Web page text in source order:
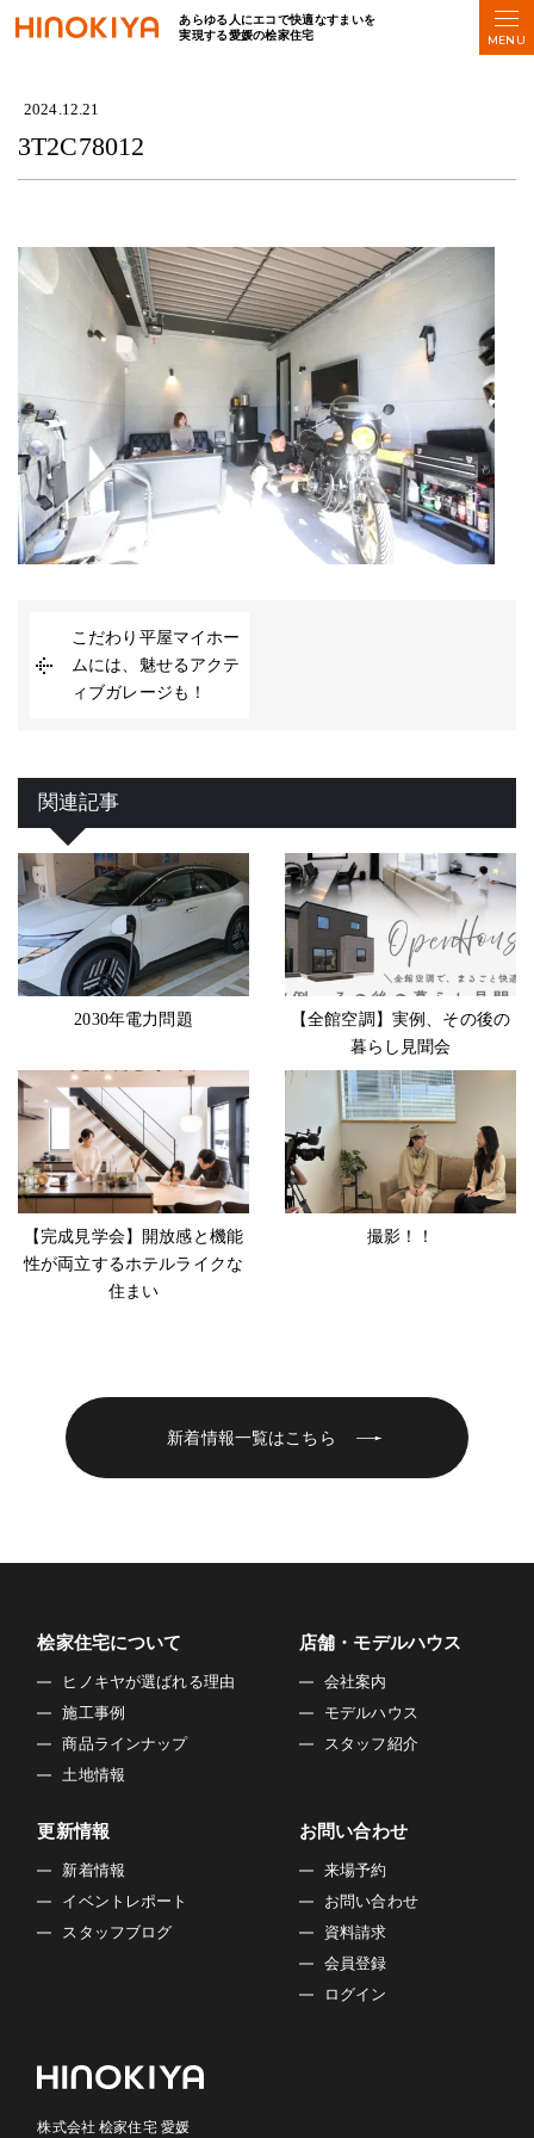
あらゆる人にエコで快適なすまいを
実現する愛媛の桧家住宅
2024.12.21
3T2C78012
こだわり平屋マイホー
ムには、魅せるアクテ
ィブガレージも！
関連記事
2030年電力問題
【全館空調】実例、その後の
暮らし見聞会
【完成見学会】開放感と機能
性が両立するホテルライクな
住まい
撮影！！
新着情報一覧はこちら
桧家住宅について
ヒノキヤが選ばれる理由
施工事例
商品ラインナップ
土地情報
店舗・モデルハウス
会社案内
モデルハウス
スタッフ紹介
更新情報
新着情報
イベントレポート
スタッフブログ
お問い合わせ
来場予約
お問い合わせ
資料請求
会員登録
ログイン
株式会社 桧家住宅 愛媛